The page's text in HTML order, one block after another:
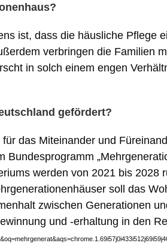
ist, dass die häusliche Pflege
verbringen die Familien
in solch einem engen
gefördert?
das Miteinander und
Bundesprogramm
werden von 2021 bis 2028
soll das
zwischen Generationen
und -erhaltung in den